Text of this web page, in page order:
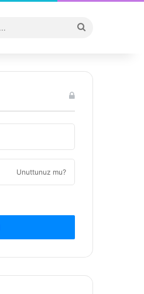
...
Unuttunuz mu?